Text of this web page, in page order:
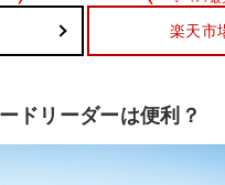
楽天市
ドリーダーは便利？